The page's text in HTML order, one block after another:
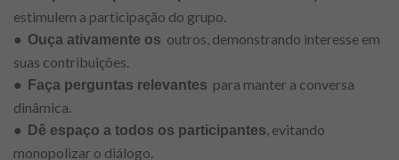
estimulem a participação do grupo.
● Ouça ativamente os outros, demonstrando interesse em
suas contribuições.
●
Faça perguntas relevantes para manter a conversa
dinâmica.
●
Dê espaço a todos os participantes , evitando
monopolizar o diálogo.